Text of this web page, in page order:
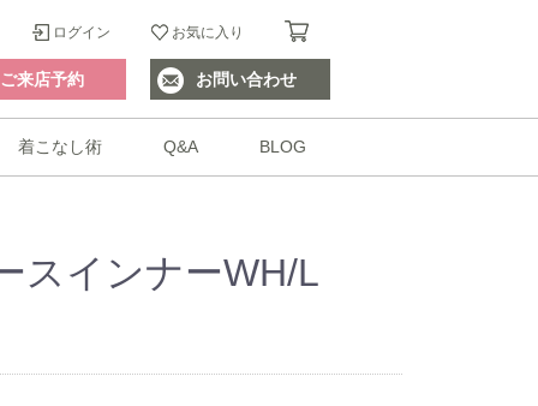
ログイン お気に入り
ご来店予約 お問い合わせ
着こなし術 Q&A BLOG
スインナーWH/L